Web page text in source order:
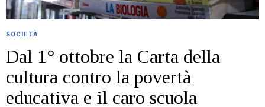
SOCIETÀ
Dal 1° ottobre la Carta della
cultura contro la povertà
educativa e il caro scuola